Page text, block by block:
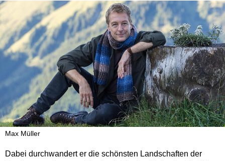
Max Müller
Dabei durchwandert er die schönsten Landschaften der